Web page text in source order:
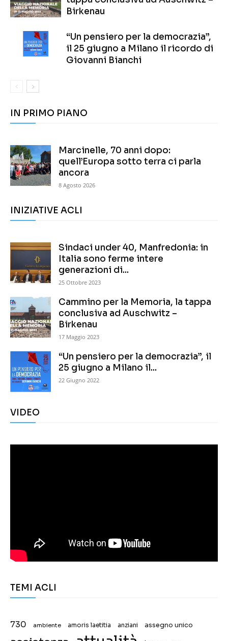
Birkenau
“Un pensiero per la democrazia”,
il 25 giugno a Milano il ricordo di
Giovanni Bianchi
IN PRIMO PIANO
Marcinelle, 70 anni dopo:
quell’Europa sotto terra ci parla
ancora
8 Agosto 2026
INIZIATIVE ACLI
Sindaci under 40, Manfredonia: in
Italia sono ferme intere
generazioni di...
25 Ottobre 2023
Cammino per la Memoria, la tappa
conclusiva ad Auschwitz –
Birkenau
17 Maggio 2023
“Un pensiero per la democrazia”, il
25 giugno a Milano il...
22 Giugno 2022
VIDEO
TEMI ACLI
730 ambiente amoris laetitia anziani assegno unico